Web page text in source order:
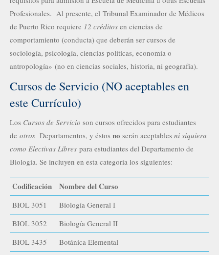
Profesionales. Al presente, el Tribunal Examinador de Médicos
de Puerto Rico requiere 12 créditos en ciencias de
comportamiento (conducta) que deberán ser cursos de
sociología, psicología, ciencias políticas, economía o
antropología» (no en ciencias sociales, historia, ni geografía).
Cursos de Servicio (NO aceptables en
este Currículo)
Los Cursos de Servicio son cursos ofrecidos para estudiantes
de otros Departamentos, y éstos no serán aceptables ni siquiera
como Electivas Libres para estudiantes del Departamento de
Biología. Se incluyen en esta categoría los siguientes:
Codificación Nombre del Curso
BIOL 3051
Biología General I
BIOL 3052
Biología General II
BIOL 3435
Botánica Elemental